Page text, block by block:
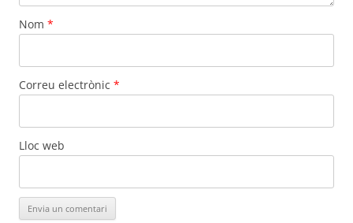
Nom *
Correu electrònic *
Lloc web